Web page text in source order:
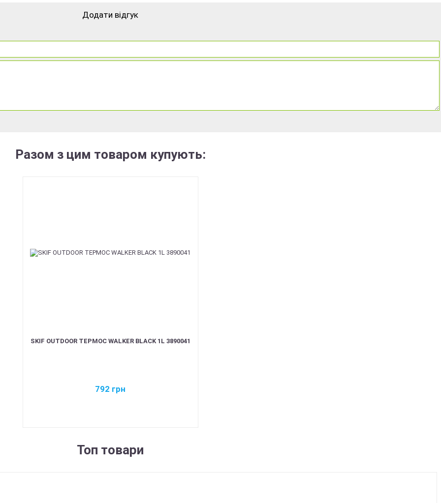
Додати відгук
Разом з цим товаром купують:
SKIF OUTDOOR ТЕРМОС WALKER BLACK 1L 3890041
792 грн
Топ товари